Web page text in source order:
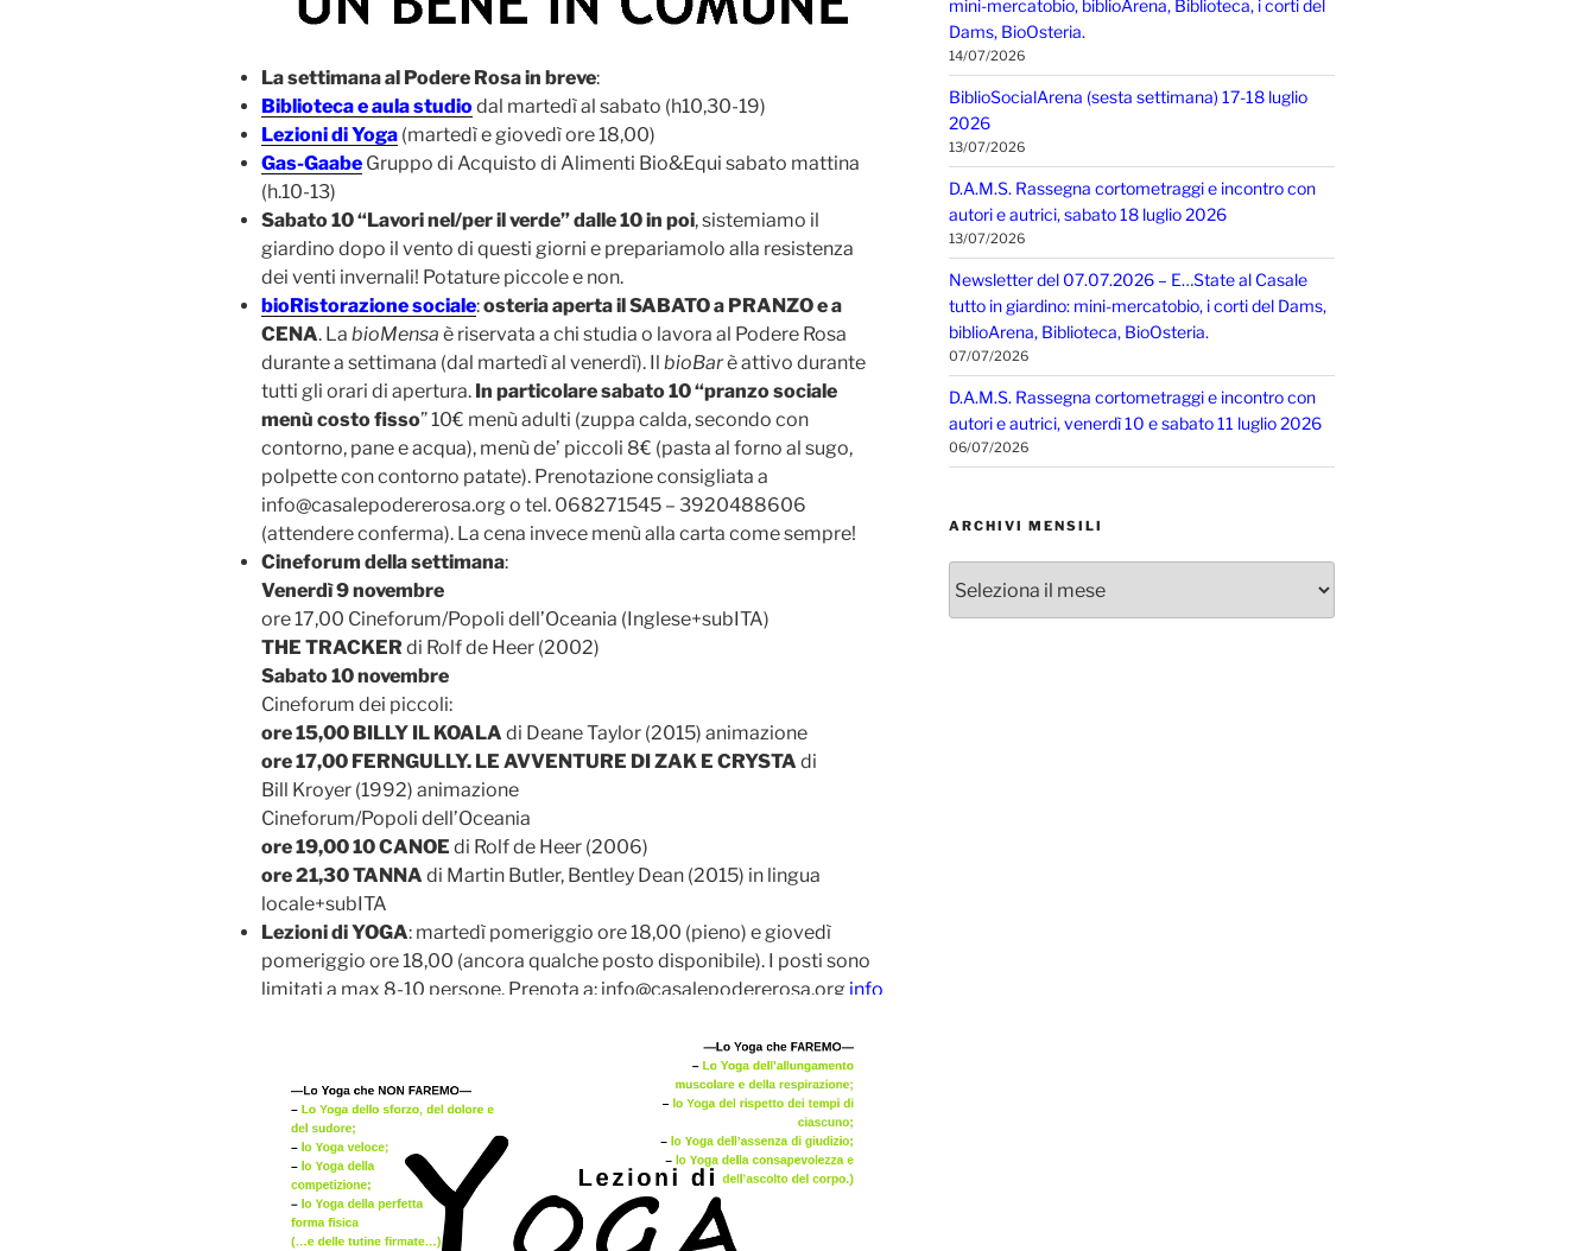
La settimana al Podere Rosa in breve:
Biblioteca e aula studiodal martedì al sabato (h10,30-19)
Lezioni di Yoga (martedì e giovedì ore 18,00)
Gas-Gaabe Gruppo di Acquisto di Alimenti Bio&Equi sabato mattina
(h.10-13)
Sabato 10 “Lavori nel/per il verde” dalle 10 in poi, sistemiamo il
giardino dopo il vento di questi giorni e prepariamolo alla resistenza
dei venti invernali! Potature piccole e non.
bioRistorazione sociale:osteria aperta il SABATO a PRANZO e a
CENA. La bioMensa è riservata a chi studia o lavora al Podere Rosa
durante a settimana (dal martedì al venerdì). Il bioBarè attivo durante
tutti gli orari di apertura. In particolare sabato 10 “pranzo sociale
menù costo fisso” 10€ menù adulti (zuppa calda, secondo con
contorno, pane e acqua), menù de’ piccoli 8€ (pasta al forno al sugo,
polpette con contorno patate). Prenotazione consigliata a
info@casalepodererosa.org o tel. 068271545 – 3920488606
(attendere conferma). La cena invece menù alla carta come sempre!
Cineforum della settimana:
Venerdì 9 novembre
ore 17,00 Cineforum/Popoli dell’Oceania (Inglese+subITA)
THE TRACKERdi Rolf de Heer (2002)
Sabato 10 novembre
Cineforum dei piccoli:
ore 15,00 BILLY IL KOALA di Deane Taylor (2015) animazione
ore 17,00 FERNGULLY. LE AVVENTURE DI ZAK E CRYSTA di
Bill Kroyer (1992) animazione
Cineforum/Popoli dell’Oceania
ore 19,00 10 CANOE di Rolf de Heer (2006)
ore 21,30 TANNA di Martin Butler, Bentley Dean (2015) in lingua
locale+subITA
Lezioni di YOGA: martedì pomeriggio ore 18,00 (pieno) e giovedì
pomeriggio ore 18,00 (ancora qualche posto disponibile). I posti sono
limitati a max 8-10 persone. Prenota a: info@casalepodererosa.org info
mini-mercatobio, biblioArena, Biblioteca, i corti del
Dams, BioOsteria.
14/07/2026
BiblioSocialArena (sesta settimana) 17-18 luglio
2026
13/07/2026
D.A.M.S. Rassegna cortometraggi e incontro con
autori e autrici, sabato 18 luglio 2026
13/07/2026
Newsletter del 07.07.2026 – E…State al Casale
tutto in giardino: mini-mercatobio, i corti del Dams,
biblioArena, Biblioteca, BioOsteria.
07/07/2026
D.A.M.S. Rassegna cortometraggi e incontro con
autori e autrici, venerdì 10 e sabato 11 luglio 2026
06/07/2026
ARCHIVI MENSILI
mensili